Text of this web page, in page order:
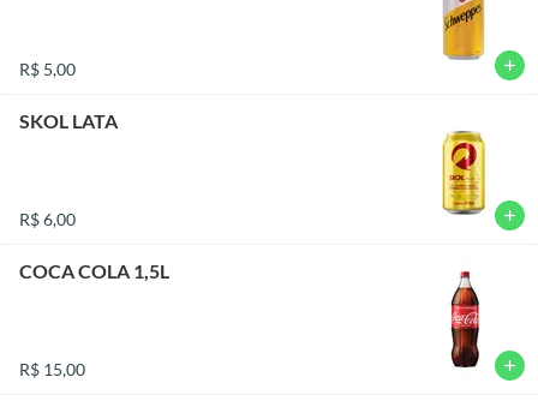
R$ 5,00 add
SKOL LATA
R$ 6,00 add
COCA COLA 1,5L
R$ 15,00 add